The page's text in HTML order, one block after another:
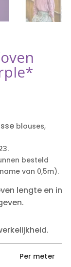
blouses,
besteld
van 0,5m).
lengte en in
.
Per meter